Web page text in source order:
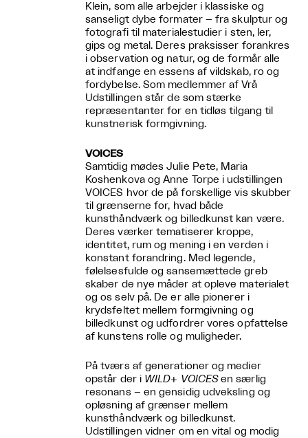
Klein, som alle arbejder i klassiske og
sanseligt dybe formater – fra skulptur og
fotografi til materialestudier i sten, ler,
gips og metal. Deres praksisser forankres
i observation og natur, og de formår alle
at indfange en essens af vildskab, ro og
fordybelse. Som medlemmer af Vrå
Udstillingen står de som stærke
repræsentanter for en tidløs tilgang til
kunstnerisk formgivning.
VOICES
Samtidig mødes Julie Pete, Maria
Koshenkova og Anne Torpe i udstillingen
VOICES hvor de på forskellige vis skubber
til grænserne for, hvad både
kunsthåndværk og billedkunst kan være.
Deres værker tematiserer kroppe,
identitet, rum og mening i en verden i
konstant forandring. Med legende,
følelsesfulde og sansemættede greb
skaber de nye måder at opleve materialet
og os selv på. De er alle pionerer i
krydsfeltet mellem formgivning og
billedkunst og udfordrer vores opfattelse
af kunstens rolle og muligheder.
På tværs af generationer og medier
opstår der i WILD+ VOICESen særlig
resonans – en gensidig udveksling og
opløsning af grænser mellem
kunsthåndværk og billedkunst.
Udstillingen vidner om en vital og modig